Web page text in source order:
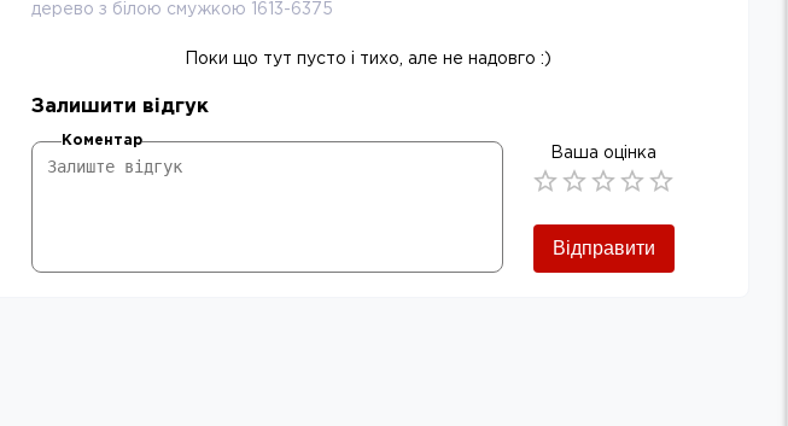
дерево з білою смужкою 1613-6375
Поки що тут пусто і тихо, але не надовго :)
Залишити відгук
Коментар
Ваша оцінка
Відправити